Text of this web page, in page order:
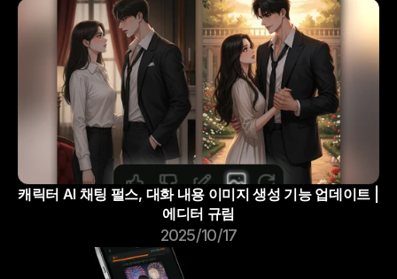
캐릭터 AI 채팅 펄스, 대화 내용 이미지 생성 기능 업데이트 |
에디터 규림
2025/10/17